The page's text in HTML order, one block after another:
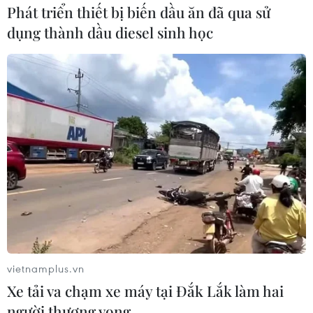
24 năm tù cho đôi vợ
chồng tổ chức “bay lắc”
trong quán karaoke
05/08/2026 13:41
Lập kênh TikTok khởi
nghiệp, lừa đảo chiếm đoạt
15 tỷ đồng
05/08/2026 11:36
Xem thêm
CƠ QUAN CHỦ QUẢN: THÔNG TẤN XÃ VIỆT NAM
Tổng Biên tập: TRẦN TIẾN DUẨN
Phát triển thiết bị biến dầu ăn đã qua sử
dụng thành dầu diesel sinh học
vietnamplus.vn
Xe tải va chạm xe máy tại Đắk Lắk làm hai